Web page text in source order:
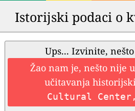
Istorijski podaci o
Ups... Izvinite,
Žao nam je, nešto nije
učitavanja
Cultural Center,